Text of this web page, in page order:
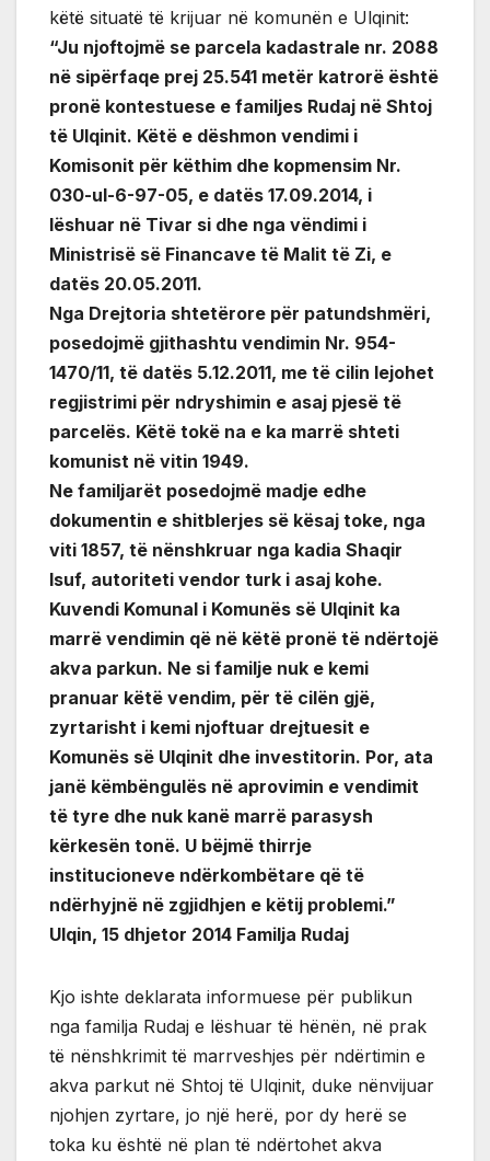
këtë situatë të krijuar në komunën e Ulqinit:
“Ju njoftojmë se parcela kadastrale nr. 2088
në sipërfaqe prej 25.541 metër katrorë është
pronë kontestuese e familjes Rudaj në Shtoj
të Ulqinit. Këtë e dëshmon vendimi i
Komisonit për këthim dhe kopmensim Nr.
030-ul-6-97-05, e datës 17.09.2014, i
lëshuar në Tivar si dhe nga vëndimi i
Ministrisë së Financave të Malit të Zi, e
datës 20.05.2011.
Nga Drejtoria shtetërore për patundshmëri,
posedojmë gjithashtu vendimin Nr. 954-
1470/11, të datës 5.12.2011, me të cilin lejohet
regjistrimi për ndryshimin e asaj pjesë të
parcelës. Këtë tokë na e ka marrë shteti
komunist në vitin 1949.
Ne familjarët posedojmë madje edhe
dokumentin e shitblerjes së kësaj toke, nga
viti 1857, të nënshkruar nga kadia Shaqir
Isuf, autoriteti vendor turk i asaj kohe.
Kuvendi Komunal i Komunës së Ulqinit ka
marrë vendimin që në këtë pronë të ndërtojë
akva parkun. Ne si familje nuk e kemi
pranuar këtë vendim, për të cilën gjë,
zyrtarisht i kemi njoftuar drejtuesit e
Komunës së Ulqinit dhe investitorin. Por, ata
janë këmbëngulës në aprovimin e vendimit
të tyre dhe nuk kanë marrë parasysh
kërkesën tonë. U bëjmë thirrje
institucioneve ndërkombëtare që të
ndërhyjnë në zgjidhjen e këtij problemi.”
Ulqin, 15 dhjetor 2014 Familja Rudaj
Kjo ishte deklarata informuese për publikun
nga familja Rudaj e lëshuar të hënën, në prak
të nënshkrimit të marrveshjes për ndërtimin e
akva parkut në Shtoj të Ulqinit, duke nënvijuar
njohjen zyrtare, jo një herë, por dy herë se
toka ku është në plan të ndërtohet akva